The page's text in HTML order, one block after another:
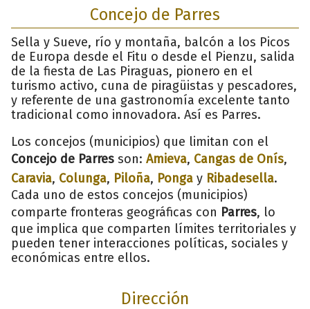
Concejo de Parres
Sella y Sueve, río y montaña, balcón a los Picos
de Europa desde el Fitu o desde el Pienzu, salida
de la fiesta de Las Piraguas, pionero en el
turismo activo, cuna de piragüistas y pescadores,
y referente de una gastronomía excelente tanto
tradicional como innovadora. Así es Parres.
Los concejos (municipios) que limitan con el
Concejo de Parres son: Amieva, Cangas de Onís,
Caravia, Colunga, Piloña, Ponga y Ribadesella.
Cada uno de estos concejos (municipios)
comparte fronteras geográficas con Parres, lo
que implica que comparten límites territoriales y
pueden tener interacciones políticas, sociales y
económicas entre ellos.
Dirección